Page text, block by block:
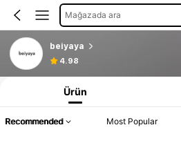
Mağazada ara
beiyaya
4.98
Ürün
Recommended Most Popular